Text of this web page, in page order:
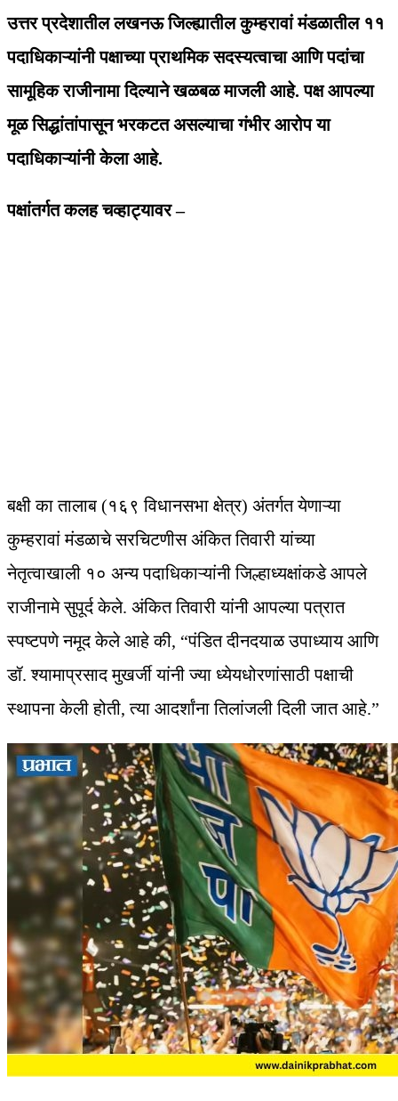
उत्तर प्रदेशातील लखनऊ जिल्ह्यातील कुम्हरावां मंडळातील ११
पदाधिकाऱ्यांनी पक्षाच्या प्राथमिक सदस्यत्वाचा आणि पदांचा
सामूहिक राजीनामा दिल्याने खळबळ माजली आहे. पक्ष आपल्या
मूळ सिद्धांतांपासून भरकटत असल्याचा गंभीर आरोप या
पदाधिकाऱ्यांनी केला आहे.
पक्षांतर्गत कलह चव्हाट्यावर –
बक्षी का तालाब (१६९ विधानसभा क्षेत्र) अंतर्गत येणाऱ्या
कुम्हरावां मंडळाचे सरचिटणीस अंकित तिवारी यांच्या
नेतृत्वाखाली १० अन्य पदाधिकाऱ्यांनी जिल्हाध्यक्षांकडे आपले
राजीनामे सुपूर्द केले. अंकित तिवारी यांनी आपल्या पत्रात
स्पष्टपणे नमूद केले आहे की, “पंडित दीनदयाळ उपाध्याय आणि
डॉ. श्यामाप्रसाद मुखर्जी यांनी ज्या ध्येयधोरणांसाठी पक्षाची
स्थापना केली होती, त्या आदर्शांना तिलांजली दिली जात आहे.”